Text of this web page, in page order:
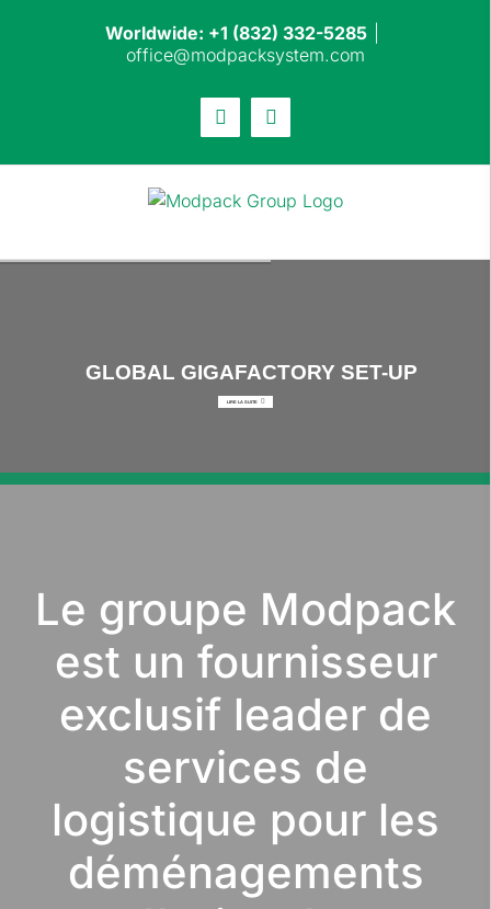
Worldwide: +1 (832) 332-5285
office@modpacksystem.com
Email LinkedIn
LIRE LA SUITE
GLOBAL GIGAFACTORY SET-UP
Le groupe Modpack
est un fournisseur
exclusif leader de
services de
logistique pour les
déménagements